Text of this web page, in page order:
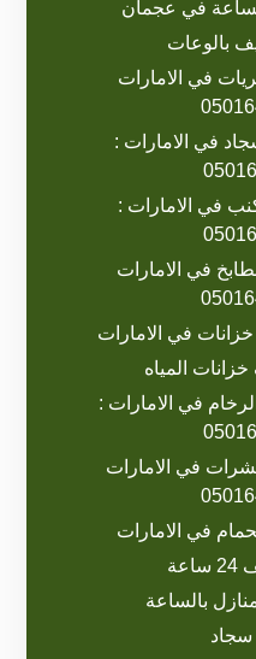
في عجمان
بالوعات
في الامارات
في الامارات :
في الامارات :
في الامارات
في الامارات
المياه
في الامارات :
في الامارات
في الامارات
بالساعة